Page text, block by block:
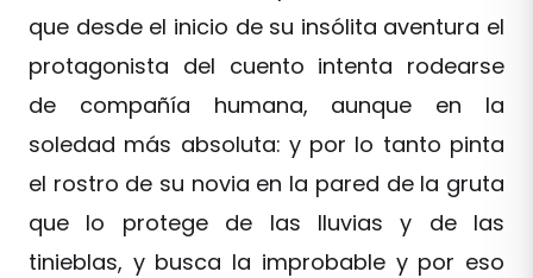
que desde el inicio de su insólita aventura el
protagonista del cuento intenta rodearse
de compañía humana, aunque en la
soledad más absoluta: y por lo tanto pinta
el rostro de su novia en la pared de la gruta
que lo protege de las lluvias y de las
tinieblas, y busca la improbable y por eso